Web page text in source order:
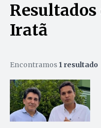
Iratã
Encontramos 1 resultado